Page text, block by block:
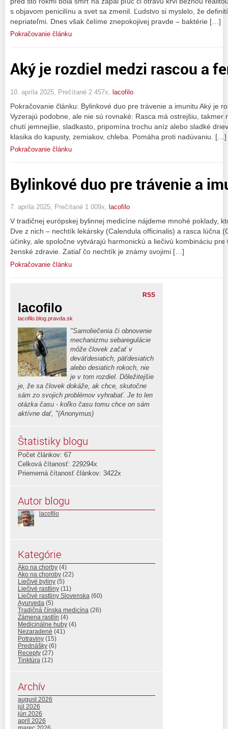
s objavom penicilínu a svet sa zmenil. Ľudstvo si myslelo, že
nepriateľmi. Dnes však čelíme znepokojivej pravde – baktérie […]
Pokračovanie článku
Aký je rozdiel medzi rascou a
10. apríla 2025, Prečítané 2 457x, lacofilo
Pokračovanie článku: Bylinkové duo pre trávenie a imunitu Aký je
Vyzerajú podobne, ale nie sú rovnaké: Rasca má ostrejšiu, takmer
chutí jemnejšie, sladkasto, pripomína trochu aníz alebo sladké
klasika do kapusty, zemiakov, chleba. Pomáha proti nadúvaniu. […]
Pokračovanie článku
Bylinkové duo pre trávenie a
7. apríla 2025, Prečítané 1 009x, lacofilo
V tradičnej európskej bylinnej medicíne nájdeme mnohé poklady,
Dve z nich – nechtík lekársky (Calendula officinalis) a rasca lúčna
účinky, ale spoločne vytvárajú harmonickú a liečivú kombináciu
ženské zdravie. Zatiaľ čo nechtík je známy svojimi […]
Pokračovanie článku
RSS
lacofilo
lacofilo.blog.pravda.sk
"Samoliečenia či obnovenie
mechanizmu sebaregulácie
môže človek začať v
deväťdesiatich, päťdesiatich
alebo desiatich rokoch, nie
je v tom rozdiel. Dôležitejšie
je, že sa človek dokáže, ak chce, skutočne
sám zo svojich problémov vyhrabať. Je to len
otázka času - koľko času tomu chce on sám
aktívne dať, "(Anonymus)
Štatistiky blogu
Počet článkov: 67
Celková čítanosť: 229294x
Priemerná čítanosť článkov: 3422x
Autor blogu
lacofilo
Kategórie
Ako na chorby (4)
Ako na choroby (22)
Liečivé byliny (5)
Liečivé rastliny (11)
Liečivé rastliny Slovenska (60)
Ayurveda (5)
Tradičná čínska medicína (26)
Zámena rastlín (4)
Medicinálne huby (4)
Nezaradené (41)
Potraviny (15)
Prednášky (6)
Recepty (27)
Tinktúra (12)
Archív
august 2026
júl 2026
jún 2026
apríl 2026